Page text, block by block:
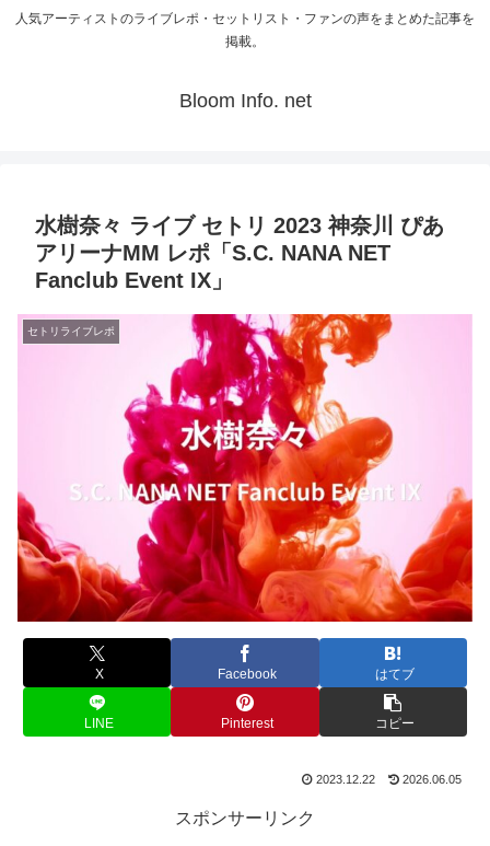
人気アーティストのライブレポ・セットリスト・ファンの声をまとめた記事を
掲載。
Bloom Info. net
水樹奈々 ライブ セトリ 2023 神奈川 ぴあ
アリーナMM レポ「S.C. NANA NET
Fanclub Event IX」
セトリライブレポ
X Facebook はてブ
LINE Pinterest コピー
2023.12.22 2026.06.05
スポンサーリンク